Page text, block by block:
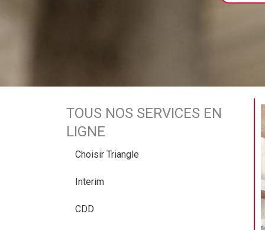
TOUS NOS SERVICES EN
LIGNE
Choisir Triangle
Interim
CDD